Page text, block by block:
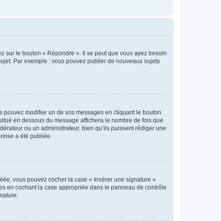
sur le bouton « Répondre ». Il se peut que vous ayez besoin
Par exemple : vous pouvez publier de nouveaux sujets
modifier un de vos messages en cliquant le bouton
en dessous du message affichera le nombre de fois que
ou un administrateur, bien qu’ils puissent rédiger une
a été publiée.
vous pouvez cocher la case « Insérer une signature »
en cochant la case appropriée dans le panneau de contrôle